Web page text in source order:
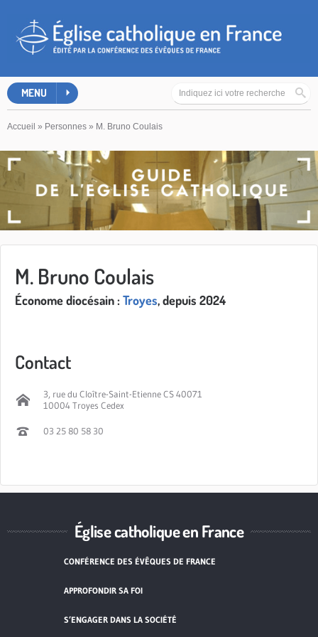
MENU
Accueil » Personnes » M. Bruno Coulais
M. Bruno Coulais
Économe diocésain :Troyes, depuis 2024
Contact
3, rue du Cloître-Saint-Etienne CS 40071
10004 Troyes Cedex
03 25 80 58 30
Église catholique en France
CONFÉRENCE DES ÉVÊQUES DE FRANCE
APPROFONDIR SA FOI
S’ENGAGER DANS LA SOCIÉTÉ